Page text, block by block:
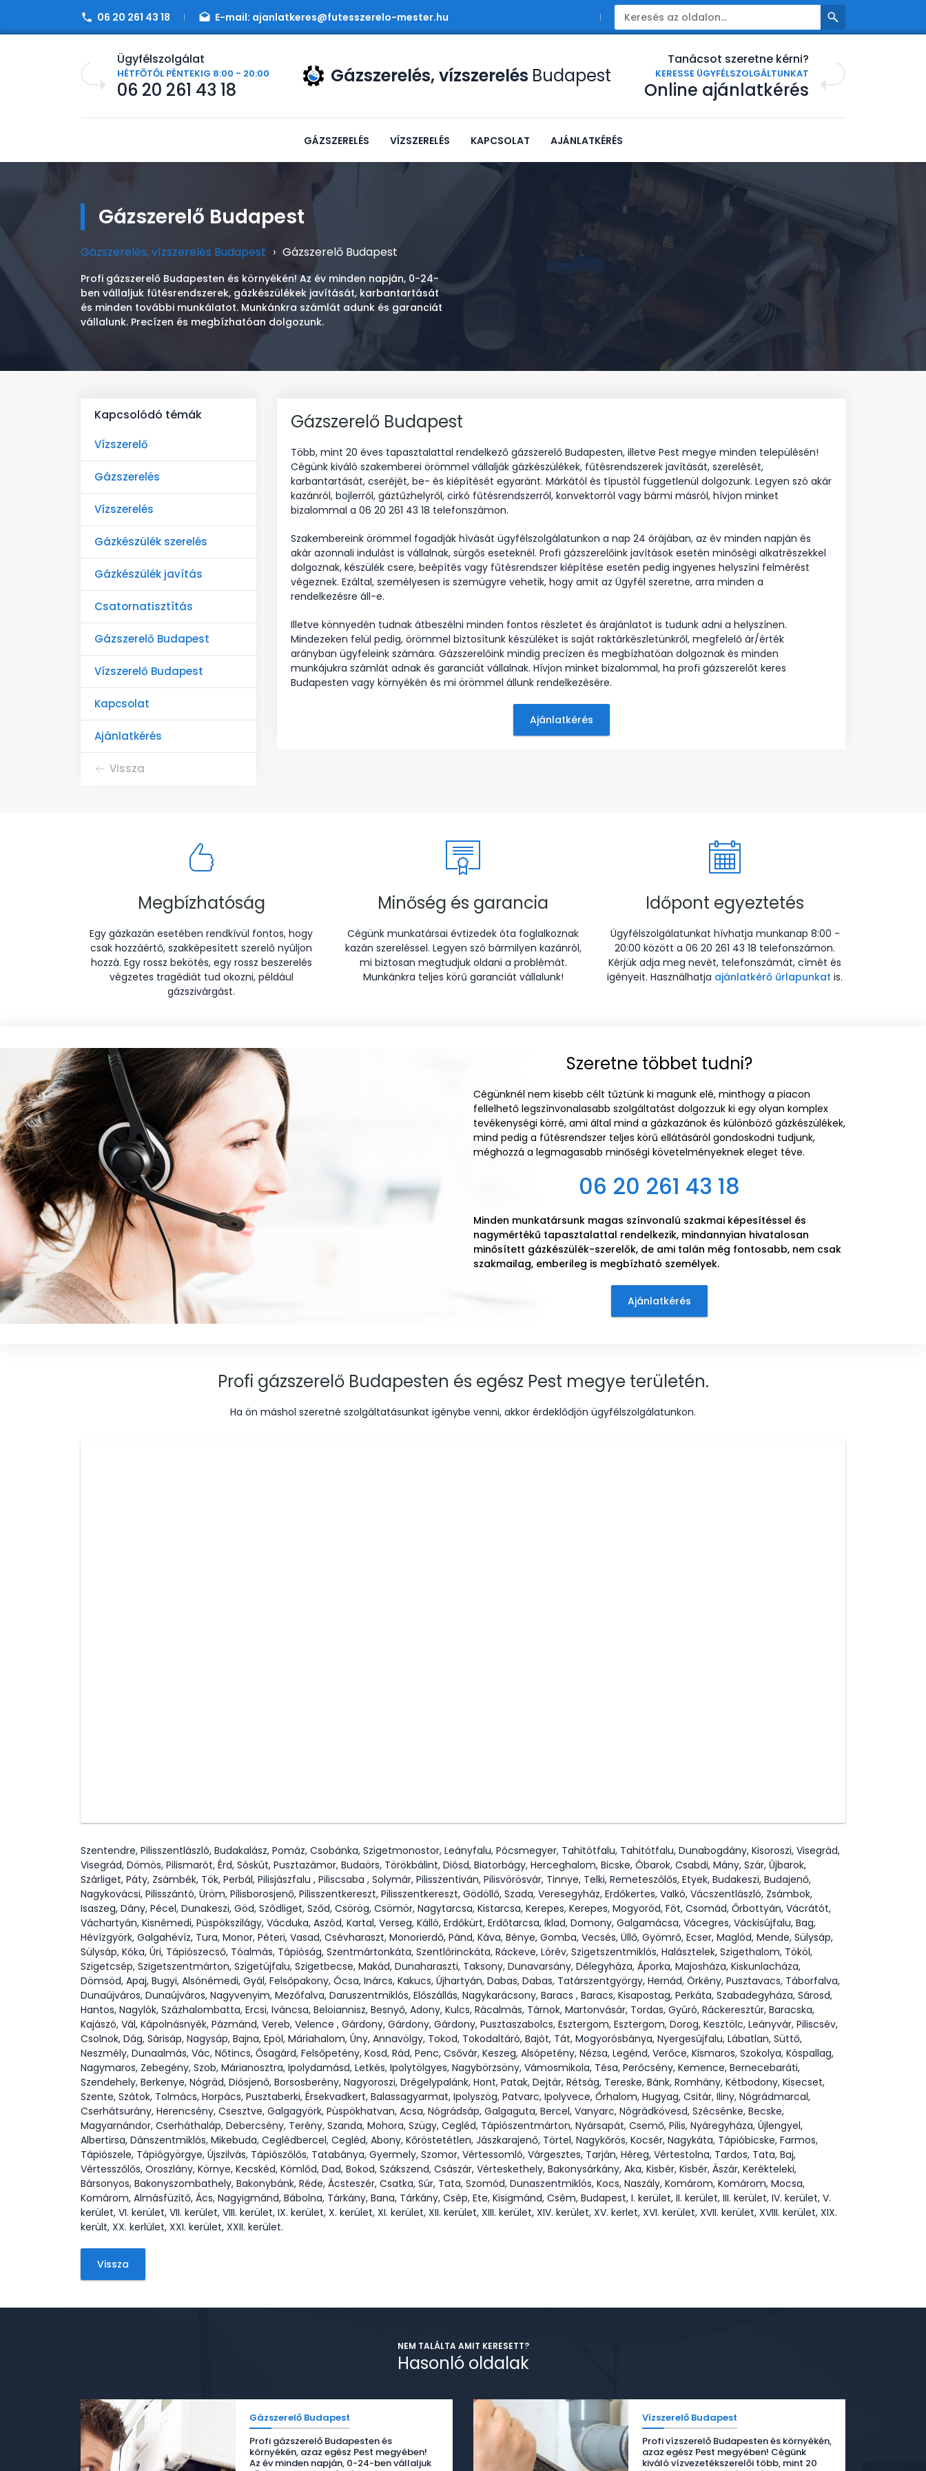
06 20 261 43 18 E-mail: ajanlatkeres@futesszerelo-mester.hu
Ügyfélszolgálat
HÉTFŐTŐL PÉNTEKIG 8:00 - 20:00
06 20 261 43 18
Gázszerelés, vízszerelés Budapest
Tanácsot szeretne kérni?
KERESSE ÜGYFÉLSZOLGÁLTUNKAT
Online ajánlatkérés
GÁZSZERELÉS VÍZSZERELÉS KAPCSOLAT AJÁNLATKÉRÉS
Gázszerelő Budapest
Gázszerelés, vízszerelés Budapest › Gázszerelő Budapest
Profi gázszerelő Budapesten és környékén! Az év minden napján, 0-24-
ben vállaljuk fűtésrendszerek, gázkészülékek javítását, karbantartását
és minden további munkálatot. Munkánkra számlát adunk és garanciát
vállalunk. Precízen és megbízhatóan dolgozunk.
Kapcsolódó témák
Vízszerelő
Gázszerelés
Vízszerelés
Gázkészülék szerelés
Gázkészülék javítás
Csatornatisztítás
Gázszerelő Budapest
Vízszerelő Budapest
Kapcsolat
Ajánlatkérés
Vissza
Gázszerelő Budapest
Több, mint 20 éves tapasztalattal rendelkező gázszerelő Budapesten, illetve Pest megye minden településén!
Cégünk kiváló szakemberei örömmel vállalják gázkészülékek, fűtésrendszerek javítását, szerelését,
karbantartását, cseréjét, be- és kiépítését egyaránt. Márkától és típustól függetlenül dolgozunk. Legyen szó akár
kazánról, bojlerről, gáztűzhelyről, cirkó fűtésrendszerről, konvektorról vagy bármi másról, hívjon minket
bizalommal a 06 20 261 43 18 telefonszámon.
Szakembereink örömmel fogadják hívását ügyfélszolgálatunkon a nap 24 órájában, az év minden napján és
akár azonnali indulást is vállalnak, sürgős eseteknél. Profi gázszerelőink javítások esetén minőségi alkatrészekkel
dolgoznak, készülék csere, beépítés vagy fűtésrendszer kiépítése esetén pedig ingyenes helyszíni felmérést
végeznek. Ezáltal, személyesen is szemügyre vehetik, hogy amit az Ügyfél szeretne, arra minden a
rendelkezésre áll-e.
Illetve könnyedén tudnak átbeszélni minden fontos részletet és árajánlatot is tudunk adni a helyszínen.
Mindezeken felül pedig, örömmel biztosítunk készüléket is saját raktárkészletünkről, megfelelő ár/érték
arányban ügyfeleink számára. Gázszerelőink mindig precízen és megbízhatóan dolgoznak és minden
munkájukra számlát adnak és garanciát vállalnak. Hívjon minket bizalommal, ha profi gázszerelőt keres
Budapesten vagy környékén és mi örömmel állunk rendelkezésére.
Ajánlatkérés
Megbízhatóság
Egy gázkazán esetében rendkívül fontos, hogy
csak hozzáértő, szakképesített szerelő nyúljon
hozzá. Egy rossz bekötés, egy rossz beszerelés
végzetes tragédiát tud okozni, például
gázszivárgást.
Minőség és garancia
Cégünk munkatársai évtizedek óta foglalkoznak
kazán szereléssel. Legyen szó bármilyen kazánról,
mi biztosan megtudjuk oldani a problémát.
Munkánkra teljes körű garanciát vállalunk!
Időpont egyeztetés
Ügyfélszolgálatunkat hívhatja munkanap 8:00 -
20:00 között a 06 20 261 43 18 telefonszámon.
Kérjük adja meg nevét, telefonszámát, címét és
igényeit. Használhatja ajánlatkérő űrlapunkat is.
Szeretne többet tudni?
Cégünknél nem kisebb célt tűztünk ki magunk elé, minthogy a piacon
fellelhető legszínvonalasabb szolgáltatást dolgozzuk ki egy olyan komplex
tevékenységi körré, ami által mind a gázkazánok és különböző gázkészülékek,
mind pedig a fűtésrendszer teljes körű ellátásáról gondoskodni tudjunk,
méghozzá a legmagasabb minőségi követelményeknek eleget téve.
06 20 261 43 18
Minden munkatársunk magas színvonalú szakmai képesítéssel és
nagymértékű tapasztalattal rendelkezik, mindannyian hivatalosan
minősített gázkészülék-szerelők, de ami talán még fontosabb, nem csak
szakmailag, emberileg is megbízható személyek.
Ajánlatkérés
Profi gázszerelő Budapesten és egész Pest megye területén.
Ha ön máshol szeretné szolgáltatásunkat igénybe venni, akkor érdeklődjön ügyfélszolgálatunkon.
Szentendre, Pilisszentlászló, Budakalász, Pomáz, Csobánka, Szigetmonostor, Leányfalu, Pócsmegyer, Tahitótfalu, Tahitótfalu, Dunabogdány, Kisoroszi, Visegrád,
Visegrád, Dömös, Pilismarót, Érd, Sóskút, Pusztazámor, Budaörs, Törökbálint, Diósd, Biatorbágy, Herceghalom, Bicske, Óbarok, Csabdi, Mány, Szár, Újbarok,
Szárliget, Páty, Zsámbék, Tök, Perbál, Pilisjászfalu , Piliscsaba , Solymár, Pilisszentiván, Pilisvörösvár, Tinnye, Telki, Remeteszőlős, Etyek, Budakeszi, Budajenő,
Nagykovácsi, Pilisszántó, Üröm, Pilisborosjenő, Pilisszentkereszt, Pilisszentkereszt, Gödöllő, Szada, Veresegyház, Erdőkertes, Valkó, Vácszentlászló, Zsámbok,
Isaszeg, Dány, Pécel, Dunakeszi, Göd, Sződliget, Sződ, Csörög, Csömör, Nagytarcsa, Kistarcsa, Kerepes, Kerepes, Mogyoród, Fót, Csomád, Őrbottyán, Vácrátót,
Váchartyán, Kisnémedi, Püspökszilágy, Vácduka, Aszód, Kartal, Verseg, Kálló, Erdőkürt, Erdőtarcsa, Iklad, Domony, Galgamácsa, Vácegres, Váckisújfalu, Bag,
Hévízgyörk, Galgahévíz, Tura, Monor, Péteri, Vasad, Csévharaszt, Monorierdő, Pánd, Káva, Bénye, Gomba, Vecsés, Üllő, Gyömrő, Ecser, Maglód, Mende, Sülysáp,
Sülysáp, Kóka, Úri, Tápiószecső, Tóalmás, Tápióság, Szentmártonkáta, Szentlőrinckáta, Ráckeve, Lórév, Szigetszentmiklós, Halásztelek, Szigethalom, Tököl,
Szigetcsép, Szigetszentmárton, Szigetújfalu, Szigetbecse, Makád, Dunaharaszti, Taksony, Dunavarsány, Délegyháza, Áporka, Majosháza, Kiskunlacháza,
Dömsöd, Apaj, Bugyi, Alsónémedi, Gyál, Felsőpakony, Ócsa, Inárcs, Kakucs, Újhartyán, Dabas, Dabas, Tatárszentgyörgy, Hernád, Örkény, Pusztavacs, Táborfalva,
Dunaújváros, Dunaújváros, Nagyvenyim, Mezőfalva, Daruszentmiklós, Előszállás, Nagykarácsony, Baracs , Baracs, Kisapostag, Perkáta, Szabadegyháza, Sárosd,
Hantos, Nagylók, Százhalombatta, Ercsi, Iváncsa, Beloiannisz, Besnyő, Adony, Kulcs, Rácalmás, Tárnok, Martonvásár, Tordas, Gyúró, Ráckeresztúr, Baracska,
Kajászó, Vál, Kápolnásnyék, Pázmánd, Vereb, Velence , Gárdony, Gárdony, Gárdony, Pusztaszabolcs, Esztergom, Esztergom, Dorog, Kesztölc, Leányvár, Piliscsév,
Csolnok, Dág, Sárisáp, Nagysáp, Bajna, Epöl, Máriahalom, Úny, Annavölgy, Tokod, Tokodaltáró, Bajót, Tát, Mogyorósbánya, Nyergesújfalu, Lábatlan, Süttő,
Neszmély, Dunaalmás, Vác, Nőtincs, Ősagárd, Felsőpetény, Kosd, Rád, Penc, Csővár, Keszeg, Alsópetény, Nézsa, Legénd, Verőce, Kismaros, Szokolya, Kóspallag,
Nagymaros, Zebegény, Szob, Márianosztra, Ipolydamásd, Letkés, Ipolytölgyes, Nagybörzsöny, Vámosmikola, Tésa, Perőcsény, Kemence, Bernecebaráti,
Szendehely, Berkenye, Nógrád, Diósjenő, Borsosberény, Nagyoroszi, Drégelypalánk, Hont, Patak, Dejtár, Rétság, Tereske, Bánk, Romhány, Kétbodony, Kisecset,
Szente, Szátok, Tolmács, Horpács, Pusztaberki, Érsekvadkert, Balassagyarmat, Ipolyszög, Patvarc, Ipolyvece, Őrhalom, Hugyag, Csitár, Iliny, Nógrádmarcal,
Cserhátsurány, Herencsény, Csesztve, Galgagyörk, Püspökhatvan, Acsa, Nógrádsáp, Galgaguta, Bercel, Vanyarc, Nógrádkövesd, Szécsénke, Becske,
Magyarnándor, Cserháthaláp, Debercsény, Terény, Szanda, Mohora, Szügy, Cegléd, Tápiószentmárton, Nyársapát, Csemő, Pilis, Nyáregyháza, Újlengyel,
Albertirsa, Dánszentmiklós, Mikebuda, Ceglédbercel, Cegléd, Abony, Kőröstetétlen, Jászkarajenő, Törtel, Nagykőrös, Kocsér, Nagykáta, Tápióbicske, Farmos,
Tápiószele, Tápiógyörgye, Újszilvás, Tápiószőlős, Tatabánya, Gyermely, Szomor, Vértessomló, Várgesztes, Tarján, Héreg, Vértestolna, Tardos, Tata, Baj,
Vértesszőlős, Oroszlány, Környe, Kecskéd, Kömlőd, Dad, Bokod, Szákszend, Császár, Vérteskethely, Bakonysárkány, Aka, Kisbér, Kisbér, Ászár, Kerékteleki,
Bársonyos, Bakonyszombathely, Bakonybánk, Réde, Ácsteszér, Csatka, Súr, Tata, Szomód, Dunaszentmiklós, Kocs, Naszály, Komárom, Komárom, Mocsa,
Komárom, Almásfüzitő, Ács, Nagyigmánd, Bábolna, Tárkány, Bana, Tárkány, Csép, Ete, Kisigmánd, Csém, Budapest, I. kerület, II. kerület, III. kerület, IV. kerület, V.
kerület, VI. kerület, VII. kerület, VIII. kerület, IX. kerület, X. kerület, XI. kerület, XII. kerület, XIII. kerület, XIV. kerület, XV. kerlet, XVI. kerület, XVII. kerület, XVIII. kerület, XIX.
került, XX. kerlület, XXI. kerület, XXII. kerület.
Vissza
NEM TALÁLTA AMIT KERESETT?
Hasonló oldalak
Gázszerelő Budapest
Profi gázszerelő Budapesten és
környékén, azaz egész Pest megyében!
Az év minden napján, 0-24-ben vállaljuk
Vízszerelő Budapest
Profi vízszerelő Budapesten és környékén,
azaz egész Pest megyében! Cégünk
kiváló vízvezetékszerelői több, mint 20